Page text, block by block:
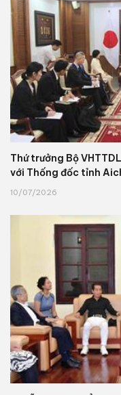
Thứ trưởng Bộ
với Thống đốc tỉnh
10/07/2026